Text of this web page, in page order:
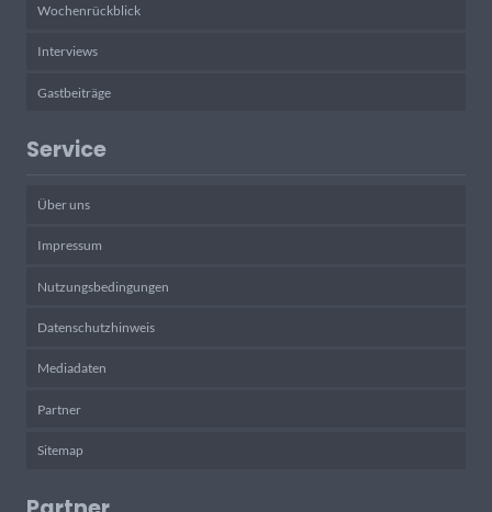
Wochenrückblick
Interviews
Gastbeiträge
Service
Über uns
Impressum
Nutzungsbedingungen
Datenschutzhinweis
Mediadaten
Partner
Sitemap